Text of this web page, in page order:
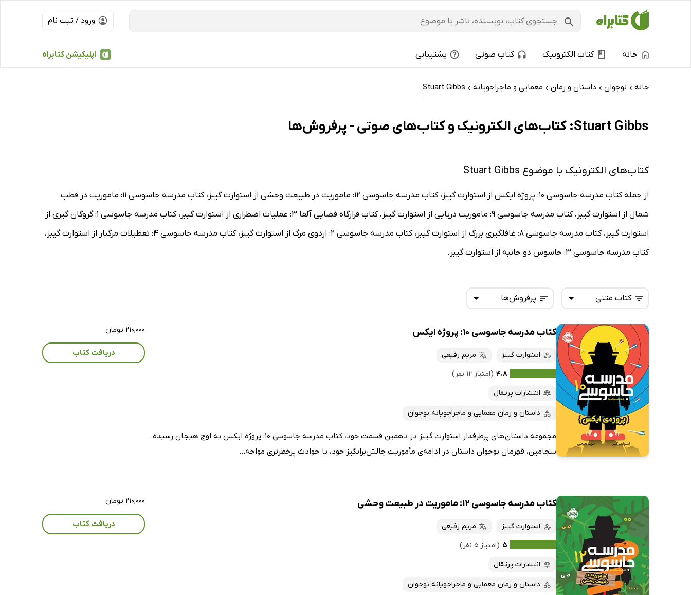
ورود / ثبت نام
اپلیکیشن کتابراه خانه کتاب الکترونیک کتاب صوتی پشتیبانی
خانه › نوجوان › داستان و رمان › معمایی و ماجراجویانه ›
Stuart Gibbs
Stuart Gibbs: کتاب‌های الکترونیک و کتاب‌های صوتی - پرفروش‌ها
کتاب‌های الکترونیک با موضوع Stuart Gibbs
از جمله کتاب مدرسه جاسوسی 10: پروژه ایکس از استوارت گیبز، کتاب مدرسه جاسوسی 12: ماموریت در طبیعت وحشی از استوارت گیبز، کتاب مدرسه جاسوسی 11: ماموریت در قطب
شمال از استوارت گیبز، کتاب مدرسه جاسوسی 9: ماموریت دریایی از استوارت گیبز، کتاب قرارگاه فضایی آلفا 3: عملیات اضطراری از استوارت گیبز، کتاب مدرسه جاسوسی 1: گروگان گیری از
استوارت گیبز، کتاب مدرسه جاسوسی 8: غافلگیری بزرگ از استوارت گیبز، کتاب مدرسه جاسوسی 2: اردوی مرگ از استوارت گیبز، کتاب مدرسه جاسوسی 4: تعطیلات مرگبار از استوارت گیبز،
کتاب مدرسه جاسوسی 3: جاسوس دو جانبه از استوارت گیبز.
پرفروش‌ها
تازه‌ها
داغ‌ترین‌ها
پربحث‌ها
ارزان ترین‌ها
کتاب متنی
همه کتاب‌ها
کتاب‌های صوتی
کتاب‌های متنی
کتاب مدرسه جاسوسی 10: پروژه ایکس
استوارت گیبز
مریم رفیعی
۴.۸ (امتیاز ۱۲ نفر)
انتشارات پرتقال
داستان و رمان معمایی و ماجراجویانه نوجوان
مجموعه داستان‌های پرطرفدار استوارت گیبز در دهمین قسمت خود، کتاب مدرسه جاسوسی 10: پروژه ایکس به اوج هیجان رسیده.
بنجامین، قهرمان نوجوان داستان در ادامه‌ی مأموریت چالش‌برانگیز خود، با حوادث پرخطرتری مواجه...
۲۱۰,۰۰۰ تومان
دریافت کتاب
کتاب مدرسه جاسوسی 12: ماموریت در طبیعت وحشی
استوارت گیبز
مریم رفیعی
۵ (امتیاز ۵ نفر)
انتشارات پرتقال
داستان و رمان معمایی و ماجراجویانه نوجوان
۲۱۰,۰۰۰ تومان
دریافت کتاب